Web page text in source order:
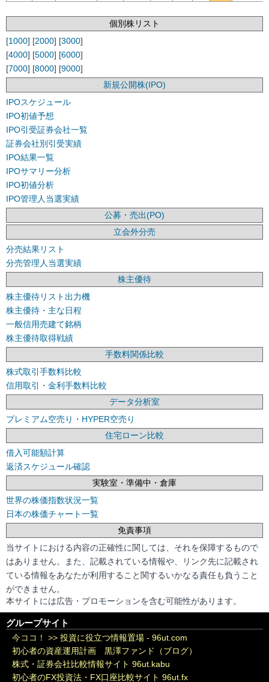
個別株リスト
[1000] [2000] [3000]
[4000] [5000] [6000]
[7000] [8000] [9000]
新規公開株(IPO)
IPOスケジュール
IPO初値予想
IPO引受証券会社一覧
証券会社別引受実績
IPO結果一覧
IPOサマリー分析
IPO初値分析
IPO管理人当選実績
公募・売出(PO)
立会外分売
分売結果リスト
分売管理人当選実績
株主優待
株主優待リスト出力機
株主優待・主な日程
一般信用売建て銘柄
株主優待取得戦績
手数料関係比較
株式取引手数料比較
信用取引・金利手数料比較
データ分析室
プレミアム空売り・HYPER空売り
住宅ローン比較
借入可能額計算
返済スケジュール確認
実験室・準備中・倉庫
世界の株価指数状況一覧
日本の株価チャート一覧
免責事項
当サイトにおける内容の正確性に関しては、それを保障するもので
はありません。また、記載されている情報や、リンク先に記載され
ている情報をあなたが利用すること関するいかなる責任も負うこと
ができません。
本サイトには広告・プロモーションを含む可能性があります。
グループサイト
今ココ！ >> 投資に役立つ情報置場 - 96ut.com
初心者の資産運用計画 黒澤ファンド（ブログ）
株式・証券会社比較情報サイト 96ut.kabu
初心者のFX投資法・FX口座比較サイト 96ut.fx